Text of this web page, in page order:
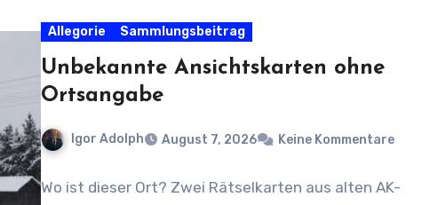
Allegorie Sammlungsbeitrag
Unbekannte Ansichtskarten ohne
Ortsangabe
Igor Adolph August 7, 2026 Keine Kommentare
Wo ist dieser Ort? Zwei Rätselkarten aus alten AK-